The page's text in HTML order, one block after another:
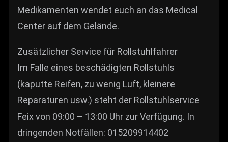
Medikamenten wendet euch an das Medical
Center auf dem Gelände.
Zusätzlicher Service für Rollstuhlfahrer
Im Falle eines beschädigten Rollstuhls
(kaputte Reifen, zu wenig Luft, kleinere
Reparaturen usw.) steht der Rollstuhlservice
Feix von 09:00 – 13:00 Uhr zur Verfügung. In
dringenden Notfällen: 015209914402